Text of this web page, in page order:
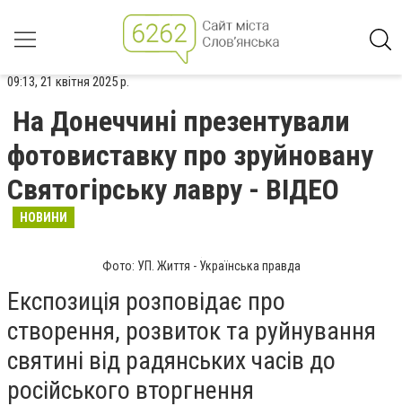
09:13, 21 квітня 2025 р.
На Донеччині презентували
фотовиставку про зруйновану
Святогірську лавру - ВІДЕО
НОВИНИ
Фото: УП. Життя - Українська правда
Експозиція розповідає про
створення, розвиток та руйнування
святині від радянських часів до
російського вторгнення